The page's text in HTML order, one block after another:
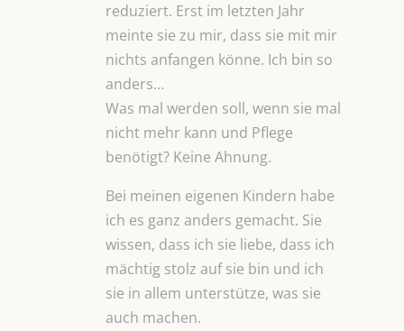
reduziert. Erst im letzten Jahr
meinte sie zu mir, dass sie mit mir
nichts anfangen könne. Ich bin so
anders…
Was mal werden soll, wenn sie mal
nicht mehr kann und Pflege
benötigt? Keine Ahnung.
Bei meinen eigenen Kindern habe
ich es ganz anders gemacht. Sie
wissen, dass ich sie liebe, dass ich
mächtig stolz auf sie bin und ich
sie in allem unterstütze, was sie
auch machen.